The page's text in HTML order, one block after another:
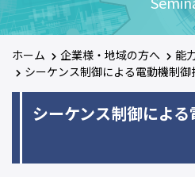
ホーム 企業様・地域の方へ
能
シーケンス制御による電動機制御
シーケンス制御によ